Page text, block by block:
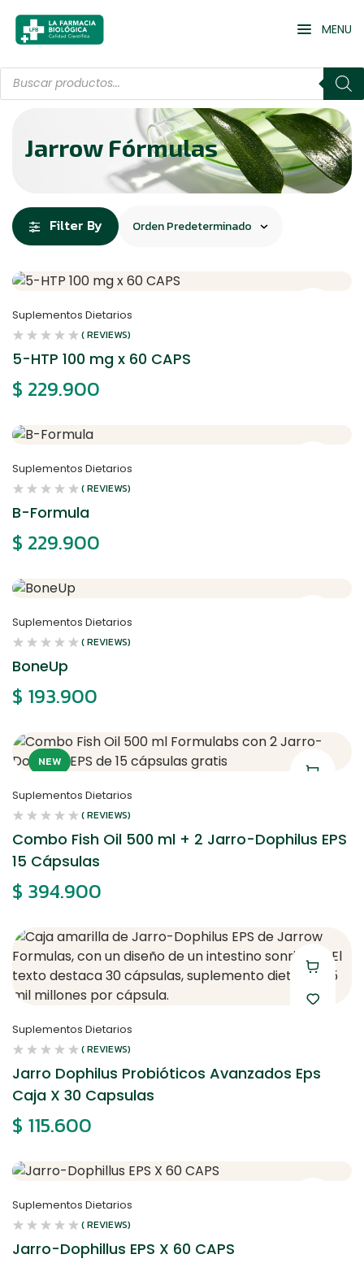
MENU
Jarrow Fórmulas
Filter By
Suplementos Dietarios
( REVIEWS)
5-HTP 100 mg x 60 CAPS
$ 229.900
Suplementos Dietarios
( REVIEWS)
B-Formula
$ 229.900
Suplementos Dietarios
( REVIEWS)
BoneUp
$ 193.900
NEW
Suplementos Dietarios
( REVIEWS)
Combo Fish Oil 500 ml + 2 Jarro-Dophilus EPS
15 Cápsulas
$ 394.900
Suplementos Dietarios
( REVIEWS)
Jarro Dophilus Probióticos Avanzados Eps
Caja X 30 Capsulas
$ 115.600
Suplementos Dietarios
( REVIEWS)
Jarro-Dophillus EPS X 60 CAPS